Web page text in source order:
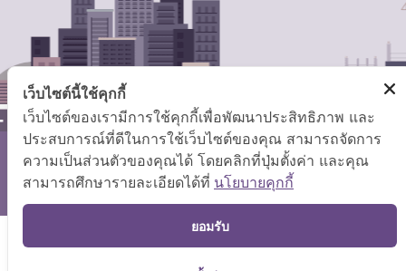
สงวนลิขสิทธิ์ © 2569 กระทรวงแรงงาน
แผนผังเว็บไซต์| คำถามที่พบบ่อย
TOP
เว็บไซต์นี้ใช้คุกกี้
เว็บไซต์ของเรามีการใช้คุกกี้เพื่อพัฒนาประสิทธิภาพ และ
ประสบการณ์ที่ดีในการใช้เว็บไซต์ของคุณ สามารถจัดการ
ความเป็นส่วนตัวของคุณได้ โดยคลิกที่ปุ่มตั้งค่า และคุณ
สามารถศึกษารายละเอียดได้ที่ นโยบายคุกกี้
ยอมรับ